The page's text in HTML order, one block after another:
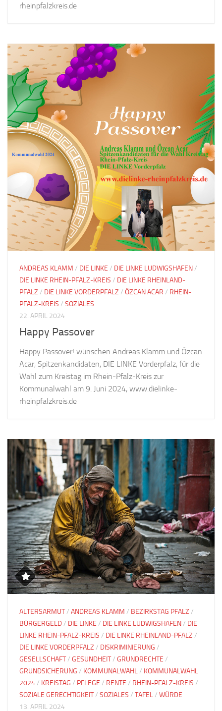
rheinpfalzkreis.de
ANDREAS KLAMM / DIE LINKE / DIE LINKE LUDWIGSHAFEN/
DIE LINKE RHEIN-PFALZ-KREIS / DIE LINKE RHEINLAND-
PFALZ / DIE LINKE VORDERPFALZ / ÖZCAN ACAR / RHEIN-
PFALZ-KREIS / SOZIALES
22. APRIL 2024
Happy Passover
Happy Passover! wünschen Andreas Klamm und Özcan
Acar, Spitzenkandidaten, DIE LINKE Vorderpfalz, für die
Wahl zum Kreistag im Rhein-Pfalz-Kreis zur
Kommunalwahl am 9. Juni 2024, www.dielinke-
rheinpfalzkreis.de
ALTERSARMUT/ ANDREAS KLAMM / BEZIRKSTAG PFALZ /
BÜRGERGELD/ DIE LINKE / DIE LINKE LUDWIGSHAFEN/ DIE
LINKE RHEIN-PFALZ-KREIS / DIE LINKE RHEINLAND-PFALZ /
DIE LINKE VORDERPFALZ / DISKRIMINIERUNG /
GESELLSCHAFT/ GESUNDHEIT/ GRUNDRECHTE /
GRUNDSICHERUNG / KOMMUNALWAHL/ KOMMUNALWAHL
2024/ KREISTAG / PFLEGE / RENTE / RHEIN-PFALZ-KREIS /
SOZIALE GERECHTIGKEIT/ SOZIALES / TAFEL/ WÜRDE
13. APRIL 2024